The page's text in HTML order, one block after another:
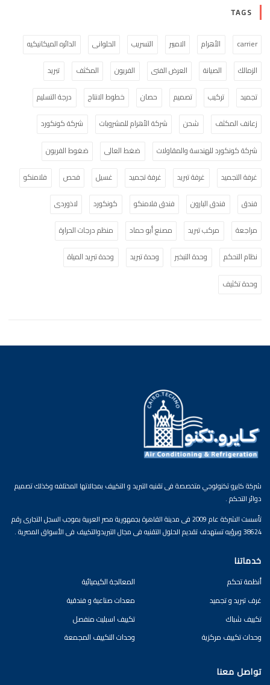
TAGS
carrier الأهرام الامبير التسريب الحلوانى
الدائره الميكانيكيه
الزمالك
الصيانة العرض الفنى الفريون المكثف
تبريد
تجميد
تركيب تصميم حصان خطوط الانتاج
درجة التسليم
زعانف المكثف
شحن شركة الأهرام للمشروبات
شركة كونكورد
شركة كونكورد للهندسة والمقاولات
ضغط العالى
ضغوط الفريون
غرفة التجميد
غرفة تبريد غرفة تجميد غسيل فحص
فلامنكو
فندق
فندق البارون فندق فلامنكو كونكورد
لاذوردى
مراجعة
مركب تبريد مصنع أبو حماد
منظم درجات الحرارة
نظام التحكم
وحدة التبخير وحدة تبريد
وحدة تبريد المياة
وحدة تكثيف
شركة كايرو تكنولوجي متخصصة فى تقنيه التبريد و التكييف بمجالاتها المختلفه وكذلك تصميم
دوائر التحكم .
تأسست الشركة عام 2009 فى مدينة القاهرة بجمهورية مصر العربية بموجب السجل التجارى رقم
38624 وبرؤيه تستهدف تقديم الحلول التقنيه فى مجال التبريدوالتكييف فى الأسواق المصرية .
خدماتنا
أنظمة تحكم
المعالجة الكيميائية
غرف تبريد و تجميد
معدات صناعية و فندقية
تكييف شباك
تكييف اسبليت منفصل
وحدات تكييف مركزية
وحدات التكييف المجمعة
تواصل معنا